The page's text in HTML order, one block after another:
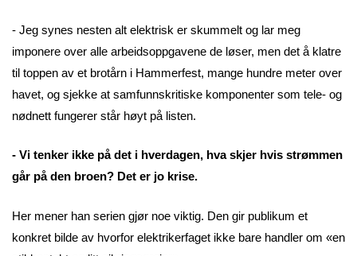
- Jeg synes nesten alt elektrisk er skummelt og lar meg
imponere over alle arbeidsoppgavene de løser, men det å klatre
til toppen av et brotårn i Hammerfest, mange hundre meter over
havet, og sjekke at samfunnskritiske komponenter som tele- og
nødnett fungerer står høyt på listen.
- Vi tenker ikke på det i hverdagen, hva skjer hvis strømmen
går på den broen? Det er jo krise.
Her mener han serien gjør noe viktig. Den gir publikum et
konkret bilde av hvorfor elektrikerfaget ikke bare handler om «en